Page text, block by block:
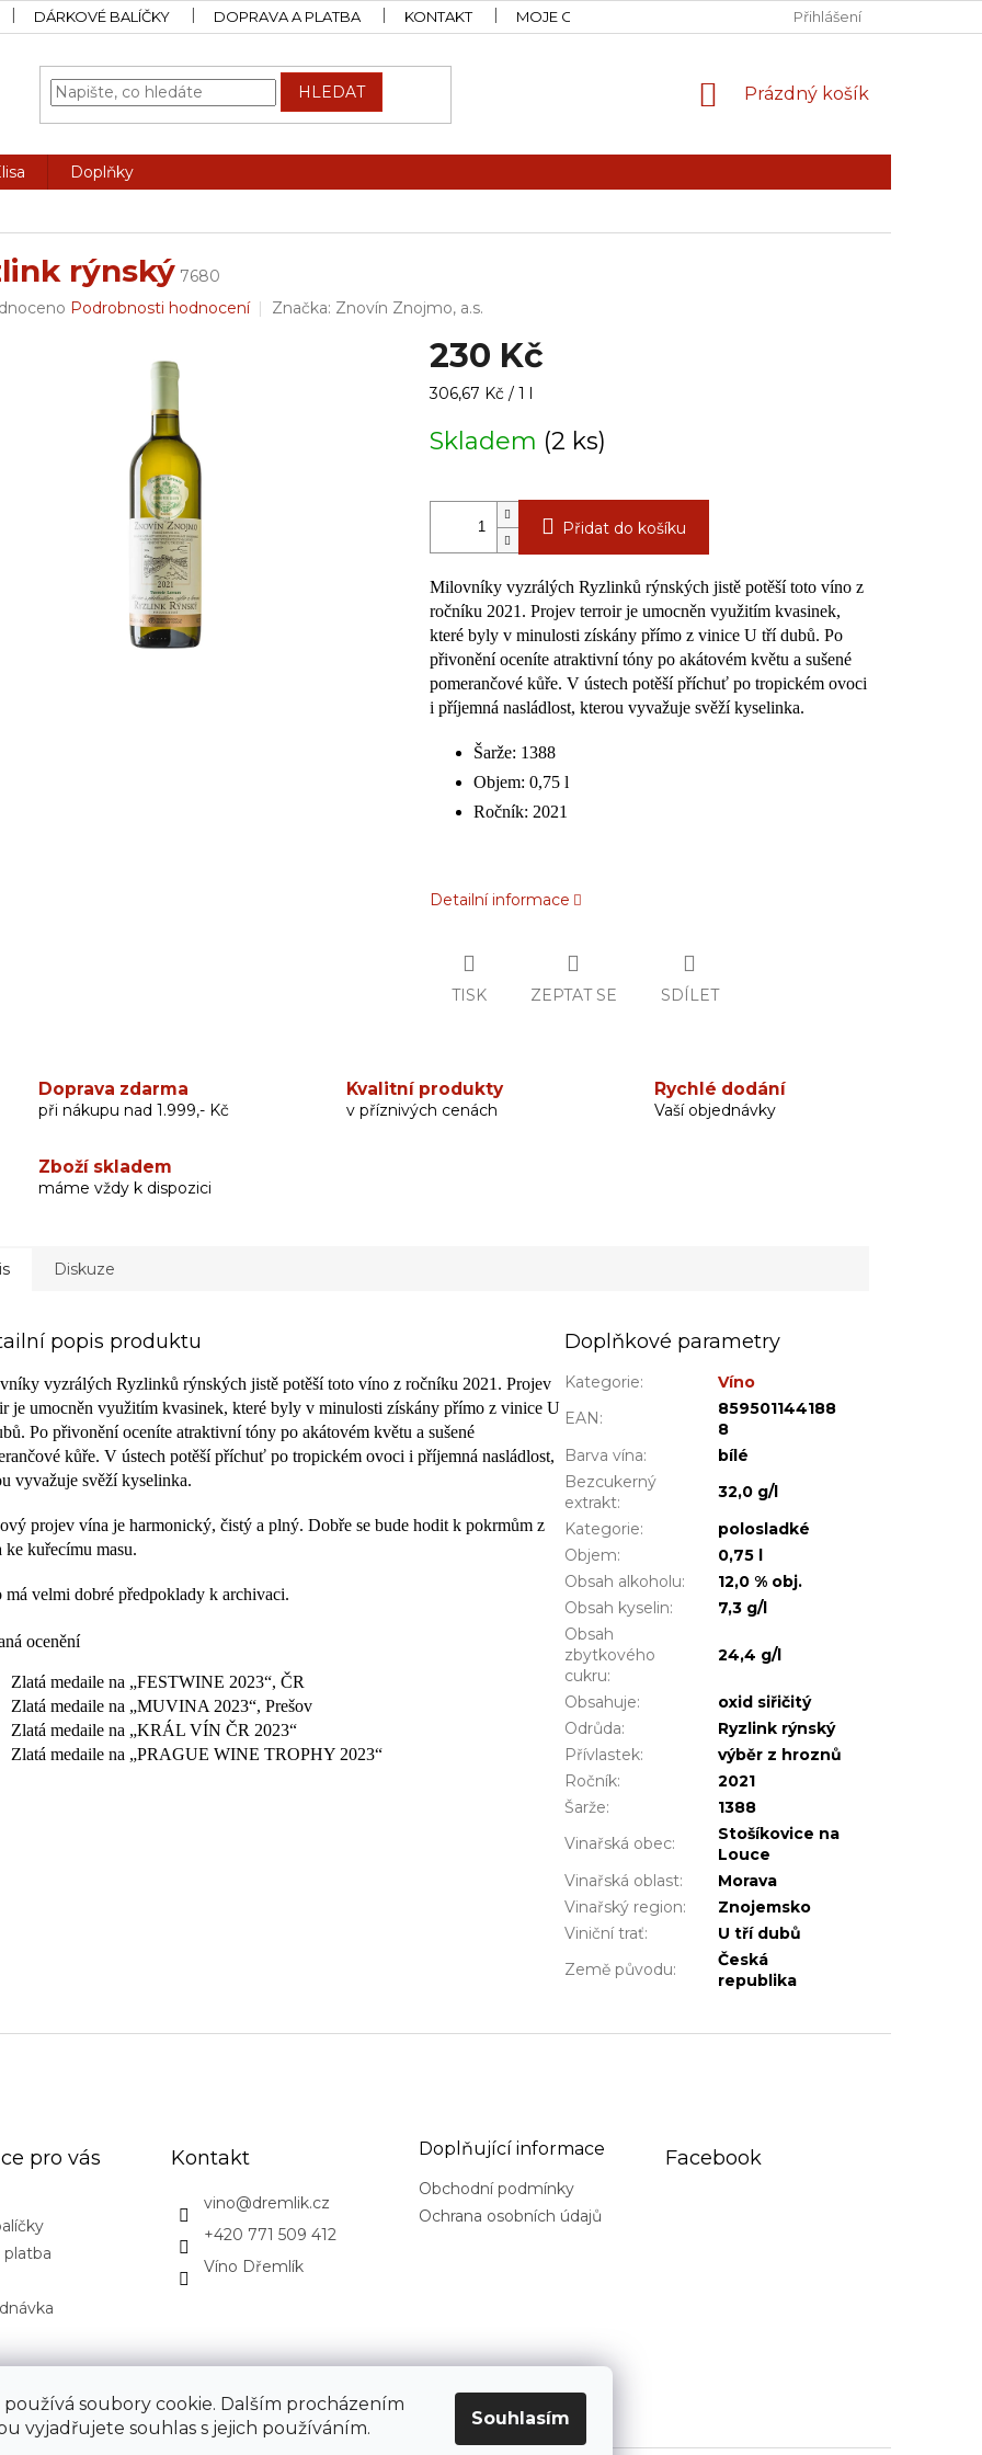
soubory cookie. Dalším procházením
vyjadřujete souhlas s jejich používáním.
Souhlasím
DÁRKOVÉ BALÍČKY DOPRAVA A PLATBA KONTAKT MOJE OBJEDNÁVKA Přihlášení
HLEDAT
NÁKUPNÍ
Prázdný košík
Doplňky
rýnský 7680
Podrobnosti hodnocení Značka: Znovín Znojmo, a.s.
230 Kč
Měrná
306,67 Kč / 1 l
Skladem (2 ks)
Přidat do košíku
Milovníky vyzrálých Ryzlinků rýnských jistě potěší toto víno z
ročníku 2021. Projev terroir je umocněn využitím kvasinek,
které byly v minulosti získány přímo z vinice U tří dubů. Po
přivonění oceníte atraktivní tóny po akátovém květu a sušené
pomerančové kůře. V ústech potěší příchuť po tropickém ovoci
i příjemná nasládlost, kterou vyvažuje svěží kyselinka.
Šarže: 1388
Objem: 0,75 l
Ročník: 2021
Detailní informace
TISK ZEPTAT SE SDÍLET
Doprava zdarma
při nákupu nad 1.999,- Kč
Kvalitní produkty
v příznivých cenách
Rychlé dodání
Vaší objednávky
Zboží skladem
máme vždy k dispozici
Diskuze
popis produktu
vyzrálých Ryzlinků rýnských jistě potěší toto víno z ročníku 2021. Projev
je umocněn využitím kvasinek, které byly v minulosti získány přímo z vinice U
Po přivonění oceníte atraktivní tóny po akátovém květu a sušené
kůře. V ústech potěší příchuť po tropickém ovoci i příjemná nasládlost,
vyvažuje svěží kyselinka.
projev vína je harmonický, čistý a plný. Dobře se bude hodit k pokrmům z
ke kuřecímu masu.
velmi dobré předpoklady k archivaci.
ocenění
Zlatá medaile na „FESTWINE 2023“, ČR
Zlatá medaile na „MUVINA 2023“, Prešov
Zlatá medaile na „KRÁL VÍN ČR 2023“
Zlatá medaile na „PRAGUE WINE TROPHY 2023“
Doplňkové parametry
Kategorie:
Víno
EAN:
859501144188
8
Barva vína:
bílé
Bezcukerný
extrakt:
32,0 g/l
Kategorie:
polosladké
Objem:
0,75 l
Obsah alkoholu:
12,0 % obj.
Obsah kyselin:
7,3 g/l
Obsah
zbytkového
cukru:
24,4 g/l
Obsahuje:
oxid siřičitý
Odrůda:
Ryzlink rýnský
Přívlastek:
výběr z hroznů
Ročník:
2021
Šarže:
1388
Vinařská obec:
Stošíkovice na
Louce
Vinařská oblast:
Morava
Vinařský region:
Znojemsko
Viniční trať:
U tří dubů
Země původu:
Česká
republika
pro vás
platba
Kontakt
vino@dremlik.cz
+420 771 509 412
Víno Dřemlík
Doplňující informace
Obchodní podmínky
Ochrana osobních údajů
Facebook
CovidExpert.cz CovidExpert.sk